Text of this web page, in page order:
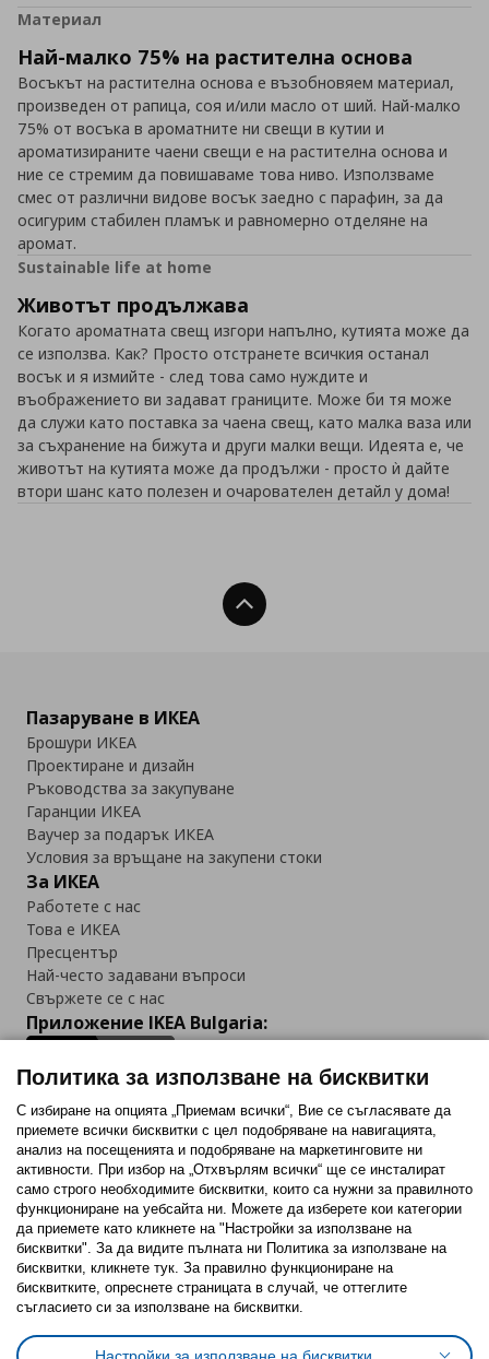
Материал
Най-малко 75% на растителна основа
Восъкът на растителна основа е възобновяем материал,
произведен от рапица, соя и/или масло от ший. Най-малко
75% от восъка в ароматните ни свещи в кутии и
ароматизираните чаени свещи е на растителна основа и
ние се стремим да повишаваме това ниво. Използваме
смес от различни видове восък заедно с парафин, за да
осигурим стабилен пламък и равномерно отделяне на
аромат.
Sustainable life at home
Животът продължава
Когато ароматната свещ изгори напълно, кутията може да
се използва. Как? Просто отстранете всичкия останал
восък и я измийте - след това само нуждите и
въображението ви задават границите. Може би тя може
да служи като поставка за чаена свещ, като малка ваза или
за съхранение на бижута и други малки вещи. Идеята е, че
животът на кутията може да продължи - просто ѝ дайте
втори шанс като полезен и очарователен детайл у дома!
Нагоре
Пазаруване в ИКЕА
Брошури ИКЕА
Проектиране и дизайн
Ръководства за закупуване
Гаранции ИКЕА
Ваучер за подарък ИКЕА
Условия за връщане на закупени стоки
За ИКЕА
Работете с нас
Това е ИКЕА
Пресцентър
Най-често задавани въпроси
Свържете се с нас
Приложение IKEA Bulgaria:
Последвайте ни:
FacebookTwitterYoutubePinterestInstagram
Политика за използване на бисквитки (Cookies)
Избор на настройки за използване на бисквитки
Политика за използване на бисквитки
С избиране на опцията „Приемам всички“, Вие се съгласявате да
приемете всички бисквитки с цел подобряване на навигацията,
анализ на посещенията и подобряване на маркетинговите ни
активности. При избор на „Отхвърлям всички“ ще се инсталират
само строго необходимитe бисквитки, които са нужни за правилното
функциониране на уебсайта ни. Можете да изберете кои категории
да приемете като кликнете на "Настройки за използване на
бисквитки". За да видите пълната ни Политика за използване на
бисквитки, кликнете тук. За правилно функциониране на
бисквитките, опреснете страницата в случай, че оттеглите
съгласието си за използване на бисквитки.